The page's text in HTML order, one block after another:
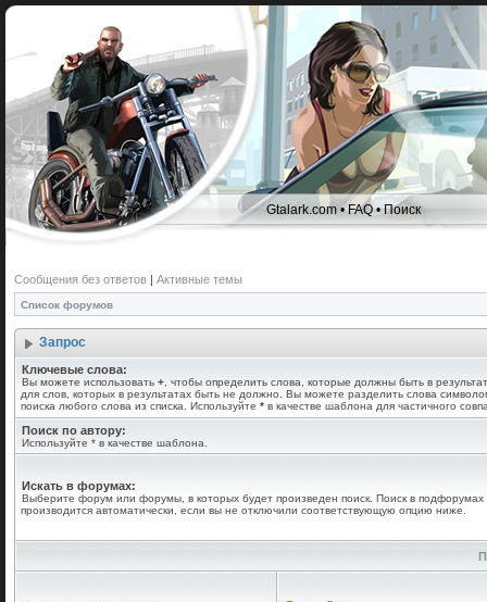
Gtalark.com •FAQ•Поиск
Сообщения без ответов | Активные темы
Список форумов
Запрос
Ключевые слова:
Вы можете использовать + , чтобы определить слова, которые должны быть в
для слов, которых в результатах быть не должно. Вы можете разделить слова
поиска любого слова из списка. Используйте * в качестве шаблона для частичного
Поиск по автору:
Используйте * в качестве шаблона.
Искать в форумах:
Выберите форум или форумы, в которых будет произведен поиск. Поиск в подфорумах
производится автоматически, если вы не отключили соответствующую опцию ниже.